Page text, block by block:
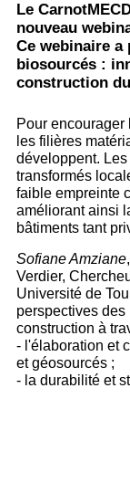
Le
nouveau
Ce webinaire
biosourcés :
construction
Pour encourager
les filières
développent.
transformés
faible empreinte
améliorant ainsi
bâtiments tant
Sofiane Amziane
Verdier,
Université de
perspectives
construction à
- l'élaboration et
et géosourcés ;
- la durabilité et